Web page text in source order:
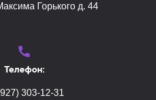
Горького д. 44
Телефон:
303-12-31